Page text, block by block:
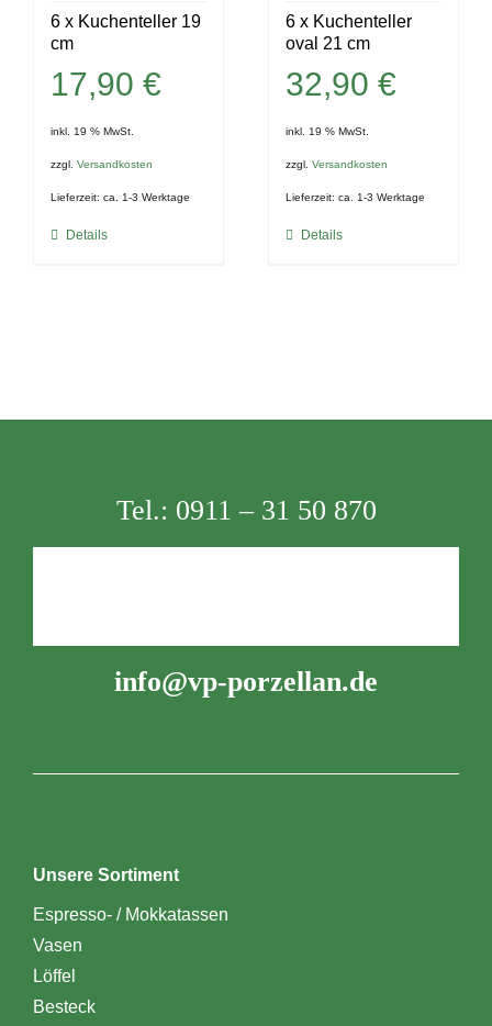
6 x Kuchenteller 19
cm
17,90 €
inkl. 19 % MwSt.
zzgl. Versandkosten
Lieferzeit: ca. 1-3 Werktage
Details
6 x Kuchenteller
oval 21 cm
32,90€
inkl. 19 % MwSt.
zzgl.Versandkosten
Lieferzeit:ca. 1-3 Werktage
Details
Tel.: 0911 – 31 50 870
info@vp-porzellan.de
Unsere Sortiment
Espresso- / Mokkatassen
Vasen
Löffel
Besteck